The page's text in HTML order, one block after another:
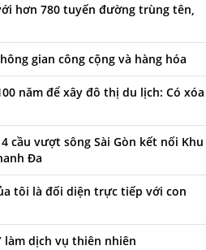
hơn 780 tuyến đường trùng tên,
gian công cộng và hàng hóa
năm để xây đô thị du lịch: Có xóa
cầu vượt sông Sài Gòn kết nối Khu
Đa
tôi là đối diện trực tiếp với con
làm dịch vụ thiên nhiên